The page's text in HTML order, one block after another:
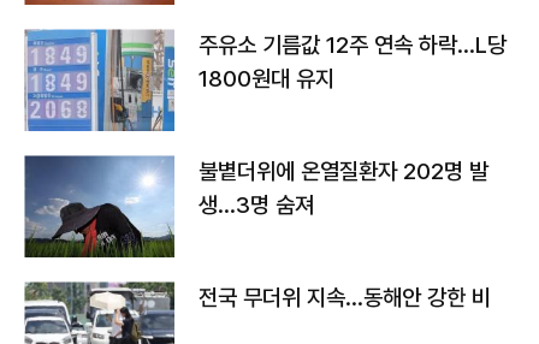
주유소 기름값 12주 연속 하락…L당
1800원대 유지
불볕더위에 온열질환자 202명 발
생…3명 숨져
전국 무더위 지속…동해안 강한 비